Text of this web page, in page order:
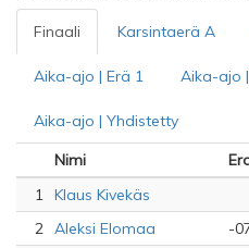
Finaali Karsintaerä A
Aika-ajo | Erä 1 Aika-ajo
Aika-ajo | Yhdistetty
Nimi
1 Klaus Kivekäs
2 Aleksi Elomaa -